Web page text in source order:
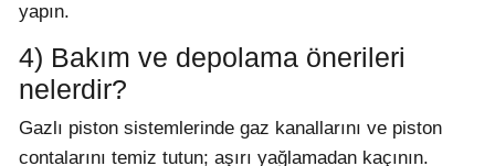
yapın.
4) Bakım ve depolama önerileri
nelerdir?
Gazlı piston sistemlerinde gaz kanallarını ve piston
contalarını temiz tutun; aşırı yağlamadan kaçının.